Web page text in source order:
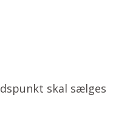
skal sælges